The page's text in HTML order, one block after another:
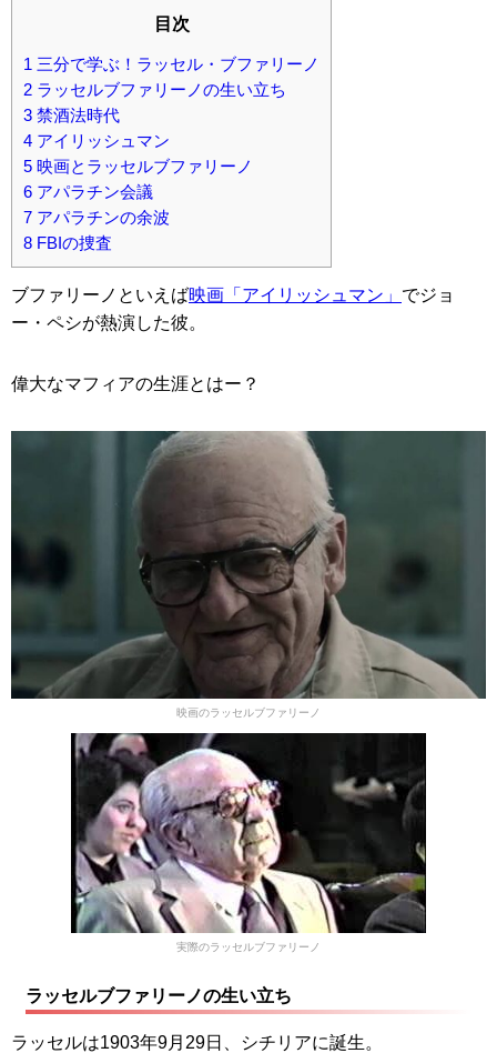
目次
1 三分で学ぶ！ラッセル・ブファリーノ
2 ラッセルブファリーノの生い立ち
3 禁酒法時代
4 アイリッシュマン
5 映画とラッセルブファリーノ
6 アパラチン会議
7 アパラチンの余波
8 FBIの捜査
ブファリーノといえば映画「アイリッシュマン」 でジョ
ー・ペシが熱演した彼。
偉大なマフィアの生涯とはー？
映画のラッセルブファリーノ
実際のラッセルブファリーノ
ラッセルブファリーノの生い立ち
ラッセルは1903年9月29日、シチリアに誕生。